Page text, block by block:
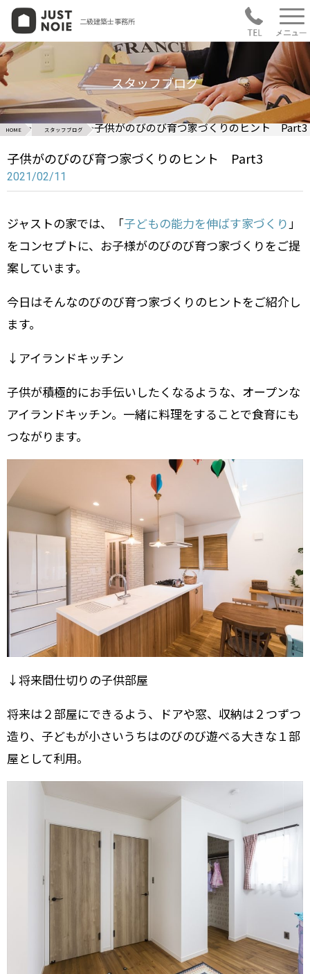
二級建築士事務所
スタッフブログ
HOME > スタッフブログ >子供がのびのび育つ家づくりのヒント Part3
子供がのびのび育つ家づくりのヒント Part3
2021/02/11
ジャストの家では、「子どもの能力を伸ばす家づくり 」
をコンセプトに、お子様がのびのび育つ家づくりをご提
案しています。
今日はそんなのびのび育つ家づくりのヒントをご紹介し
ます。
↓アイランドキッチン
子供が積極的にお手伝いしたくなるような、オープンな
アイランドキッチン。一緒に料理をすることで食育にも
つながります。
↓将来間仕切りの子供部屋
将来は２部屋にできるよう、ドアや窓、収納は２つずつ
造り、子どもが小さいうちはのびのび遊べる大きな１部
屋として利用。